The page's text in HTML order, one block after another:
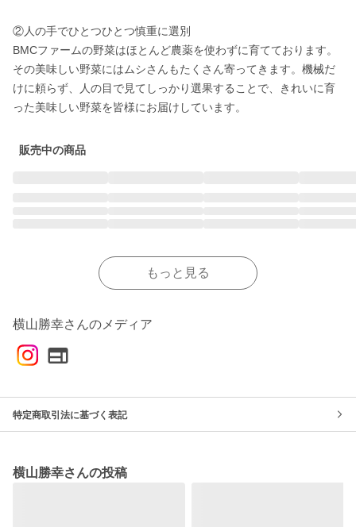
②人の手でひとつひとつ慎重に選別
BMCファームの野菜はほとんど農薬を使わずに育てております。
その美味しい野菜にはムシさんもたくさん寄ってきます。機械だ
けに頼らず、人の目で見てしっかり選果することで、きれいに育
販売中の商品
もっと見る
横山勝幸さんのメディア
特定商取引法に基づく表記
横山勝幸さんの投稿